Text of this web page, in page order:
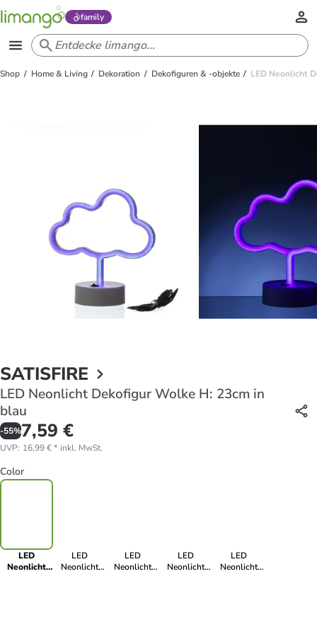
family
Shop Home & Living Dekoration Dekofiguren & -objekte LED Neonlicht
SATISFIRE
LED Neonlicht Dekofigur Wolke H: 23cm in
blau
-55%7,59 €
UVP: 16,99 €* inkl. MwSt.
Color
LED
Neonlicht
LED
Neonlicht
LED
Neonlicht
LED
Neonlicht
LED
Neonlicht